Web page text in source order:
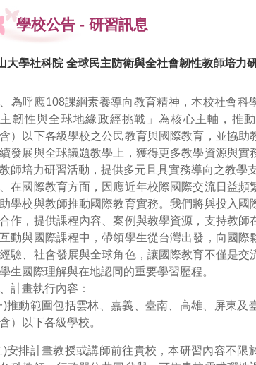
學校公告 - 研習訊息
大學社科院 全球民主防衛與全社會韌性教師培力
為呼應108課綱素養導向教育精神，本校社會科
韌性與全球地緣政經挑戰」為核心主軸，推
含）以下各級學校之公民教育與國際教育，並協助
發展與全球議題教學上，獲得更多教學資源與實
師培力研習活動，提供多元且具實務導向之教學支
在國際教育方面，因應近年校際國際交流日益頻
學校與教師推動國際教育實務。我們將與投入國
作，提供課程內容、案例與教學資源，支持教師
動與國際課程中，帶領學生從台灣出發，向國際
驗、社會發展與全球角色，讓國際教育不僅是交
生國際理解與在地認同的重要學習歷程。
計畫執行內容：
)推動範圍包括雲林、嘉義、臺南、高雄、屏東及
含）以下各級學校。
)安排計畫教授或講師前往貴校，本研習內容不限